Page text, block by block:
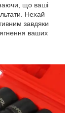
що ваші
Нехай
завдяки
ваших